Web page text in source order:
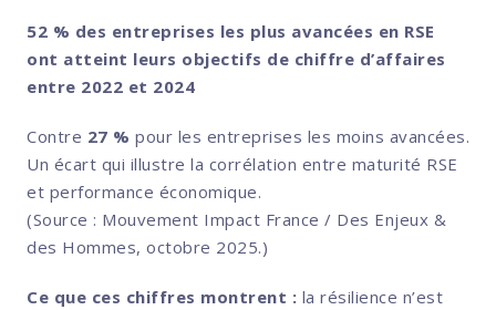
52 % des entreprises les plus avancées en RSE
ont atteint leurs objectifs de chiffre d’affaires
entre 2022 et 2024
Contre 27 % pour les entreprises les moins avancées.
Un écart qui illustre la corrélation entre maturité RSE
et performance économique.
(Source : Mouvement Impact France / Des Enjeux &
des Hommes, octobre 2025.)
Ce que ces chiffres montrent : la résilience n’est